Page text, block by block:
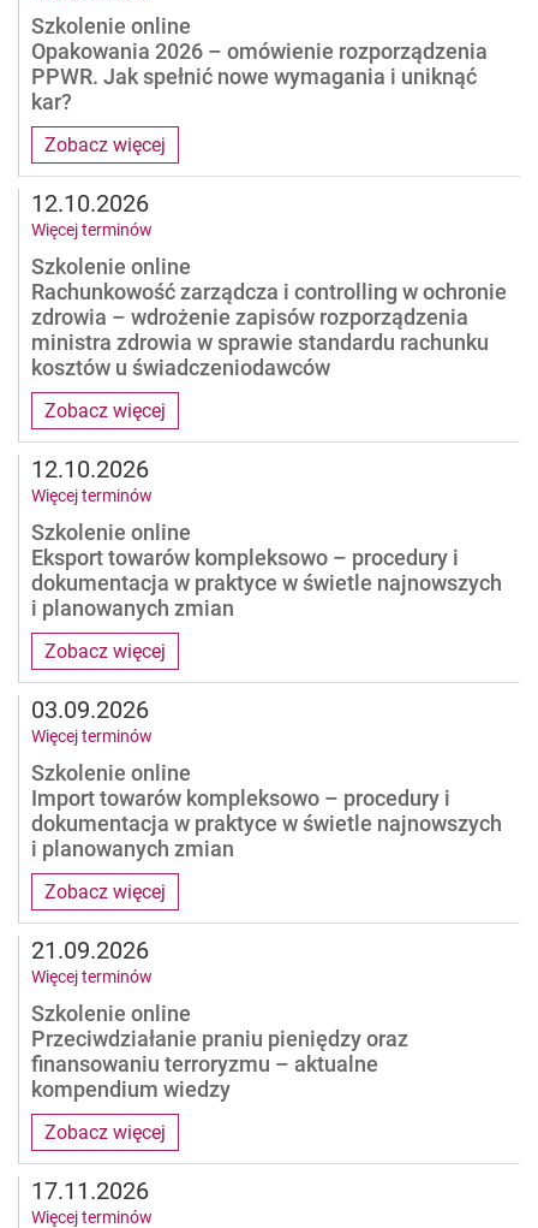
Zobacz więcej
Szkolenie online
Opakowania 2026 – omówienie rozporządzenia
PPWR. Jak spełnić nowe wymagania i uniknąć
kar?
Zobacz więcej
Szkolenie online
Rachunkowość zarządcza i controlling w ochronie
zdrowia – wdrożenie zapisów rozporządzenia
ministra zdrowia w sprawie standardu rachunku
kosztów u świadczeniodawców
12.10.2026
Więcej terminów
Zobacz więcej
Szkolenie online
Eksport towarów kompleksowo – procedury i
dokumentacja w praktyce w świetle najnowszych
i planowanych zmian
12.10.2026
Więcej terminów
Zobacz więcej
Szkolenie online
Import towarów kompleksowo – procedury i
dokumentacja w praktyce w świetle najnowszych
i planowanych zmian
03.09.2026
Więcej terminów
Zobacz więcej
Szkolenie online
Przeciwdziałanie praniu pieniędzy oraz
finansowaniu terroryzmu – aktualne
kompendium wiedzy
21.09.2026
Więcej terminów
17.11.2026
Więcej terminów